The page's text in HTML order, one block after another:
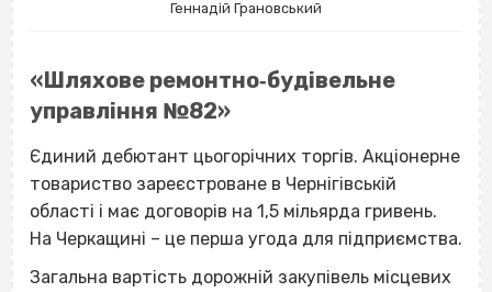
Геннадій Грановський
«Шляхове ремонтно‐будівельне
управління №82»
Єдиний дебютант цьогорічних торгів. Акціонерне
товариство зареєстроване в Чернігівській
області і має договорів на 1,5 мільярда гривень.
На Черкащині – це перша угода для підприємства.
Загальна вартість дорожній закупівель місцевих